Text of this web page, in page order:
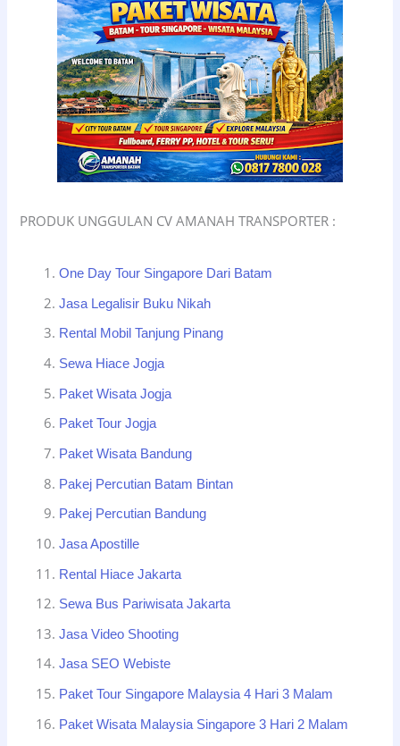
PRODUK UNGGULAN CV AMANAH TRANSPORTER :
One Day Tour Singapore Dari Batam
Jasa Legalisir Buku Nikah
Rental Mobil Tanjung Pinang
Sewa Hiace Jogja
Paket Wisata Jogja
Paket Tour Jogja
Paket Wisata Bandung
Pakej Percutian Batam Bintan
Pakej Percutian Bandung
Jasa Apostille
Rental Hiace Jakarta
Sewa Bus Pariwisata Jakarta
Jasa Video Shooting
Jasa SEO Webiste
Paket Tour Singapore Malaysia 4 Hari 3 Malam
Paket Wisata Malaysia Singapore 3 Hari 2 Malam